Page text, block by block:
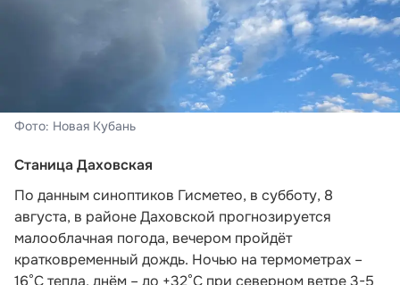
Фото: Новая Кубань
Станица Даховская
По данным синоптиков Гисметео, в субботу, 8
августа, в районе Даховской прогнозируется
малооблачная погода, вечером пройдёт
кратковременный дождь. Ночью на термометрах –
16°C тепла, днём – до +32°C при северном ветре 3-5